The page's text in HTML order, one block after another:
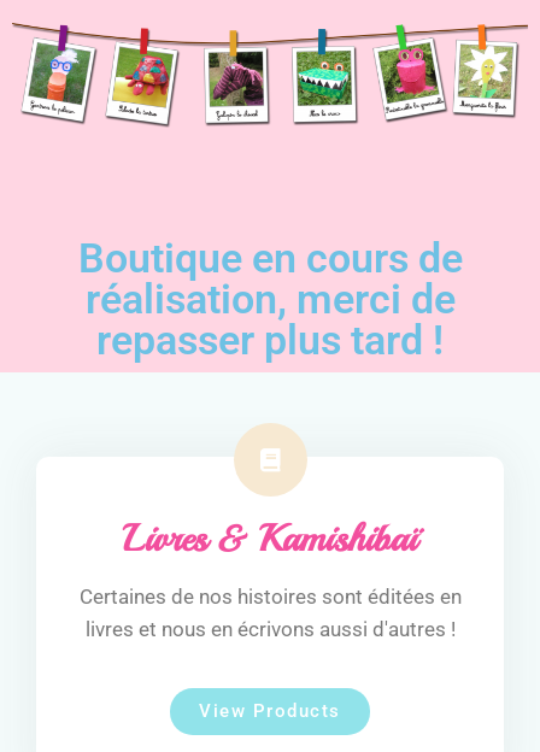
Boutique en cours de
réalisation, merci de
repasser plus tard !
Livres & Kamishibaï
Certaines de nos histoires sont éditées en
livres et nous en écrivons aussi d'autres !
View Products